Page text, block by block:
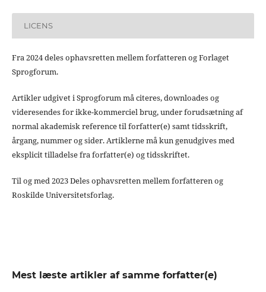
LICENS
Fra 2024 deles ophavsretten mellem forfatteren og Forlaget
Sprogforum.
Artikler udgivet i Sprogforum må citeres, downloades og
videresendes for ikke-kommerciel brug, under forudsætning af
normal akademisk reference til forfatter(e) samt tidsskrift,
årgang, nummer og sider. Artiklerne må kun genudgives med
eksplicit tilladelse fra forfatter(e) og tidsskriftet.
Til og med 2023 Deles ophavsretten mellem forfatteren og
Roskilde Universitetsforlag.
Mest læste artikler af samme forfatter(e)